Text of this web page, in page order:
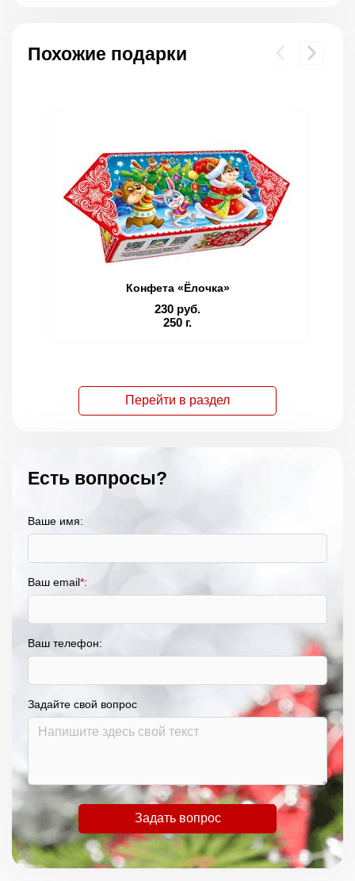
Похожие подарки
Конфета «Ёлочка»
230 руб.
250 г.
Перейти в раздел
Есть вопросы?
Ваше имя:
Ваш email*:
Ваш телефон:
Задайте свой вопрос
Задать вопрос